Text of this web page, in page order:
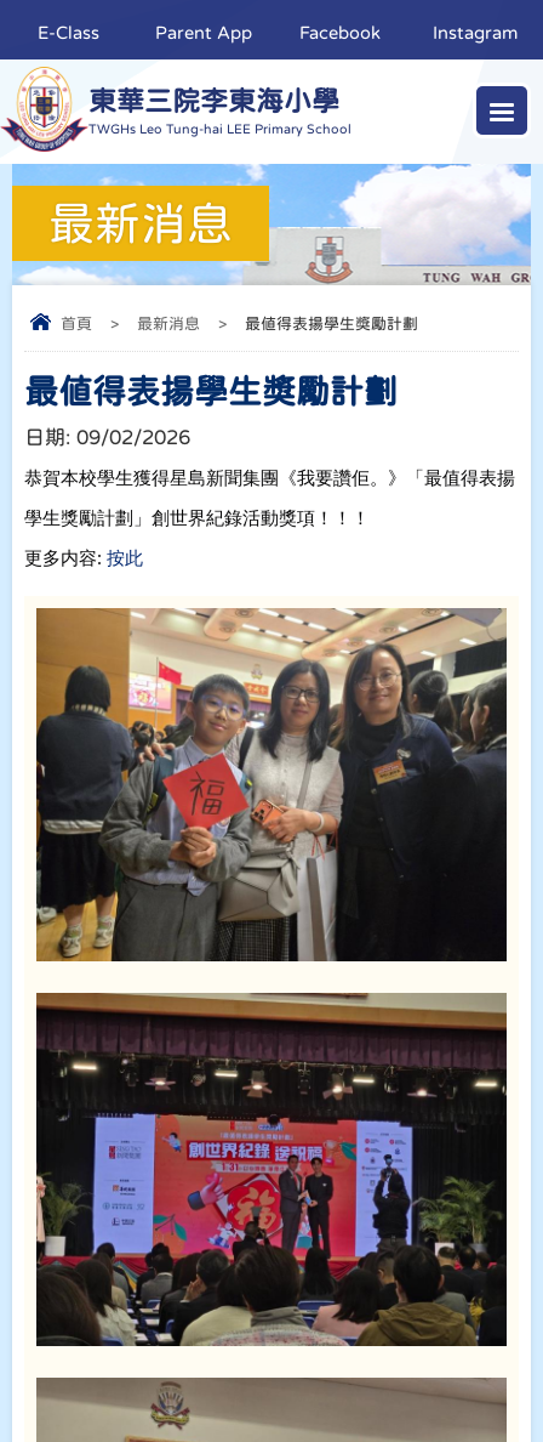
東華三院李東海小學
TWGHs Leo Tung-hai LEE Primary School
E-Class Parent App Facebook Instagram
最新消息
首頁 > 最新消息 > 最值得表揚學生獎勵計劃
最值得表揚學生獎勵計劃
日期: 09/02/2026
恭賀本校學生獲得星島新聞集團《我要讚佢。》「最值得表揚
學生獎勵計劃」創世界紀錄活動獎項！！！
更多内容: 按此